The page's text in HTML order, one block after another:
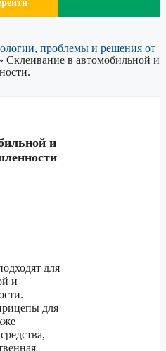
проблемы и решения от
Склеивание в автомобильной и
и
для
и
для